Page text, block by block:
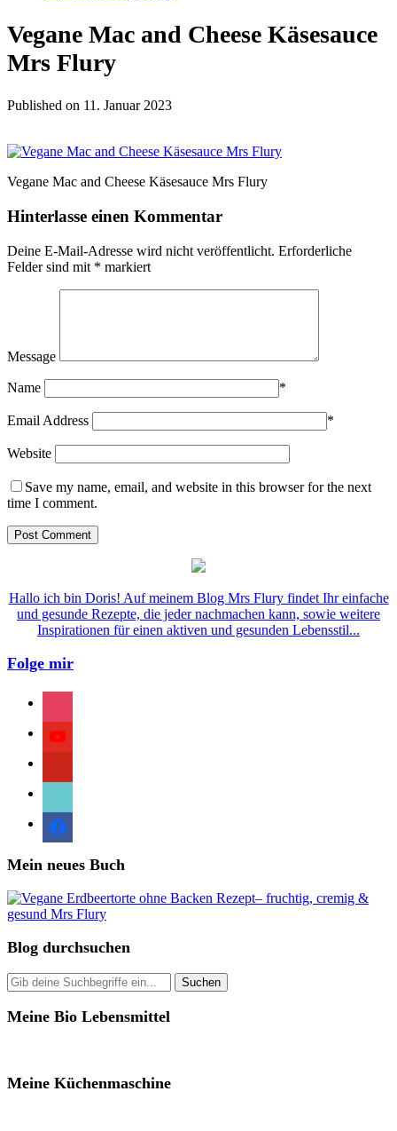
Vegane Mac and Cheese Käsesauce
Mrs Flury
Published on 11. Januar 2023
Vegane Mac and Cheese Käsesauce Mrs Flury
Hinterlasse einen Kommentar
Deine E-Mail-Adresse wird nicht veröffentlicht. Erforderliche
Felder sind mit * markiert
Message
Name *
Email Address *
Website
Save my name, email, and website in this browser for the next
time I comment.
Hallo ich bin Doris! Auf meinem Blog Mrs Flury findet Ihr einfache
und gesunde Rezepte, die jeder nachmachen kann, sowie weitere
Inspirationen für einen aktiven und gesunden Lebensstil...
Folge mir
instagram
youtube
pinterest
tiktok
facebook
Mein neues Buch
Blog durchsuchen
Meine Bio Lebensmittel
Meine Küchenmaschine